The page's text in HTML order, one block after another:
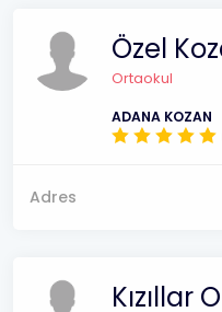
Özel
Ortaokul
ADANA KOZAN
Adres
Kızıllar